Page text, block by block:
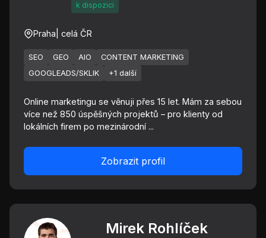
k dispozici
Praha | celá ČR
SEO GEO AIO
CONTENT MARKETING
GOOGLEADS/SKLIK
+1 další
Online marketingu se věnuji přes 15 let. Mám za sebou
více než 850 úspěšných projektů – pro klienty od
lokálních firem po mezinárodní ...
Zobrazit profil
Mirek Rohlíček